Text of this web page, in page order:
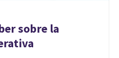
sobre la